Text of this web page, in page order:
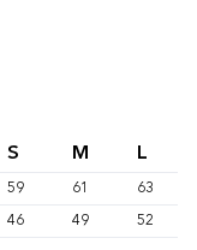
S M L
59 61 63
46 49 52